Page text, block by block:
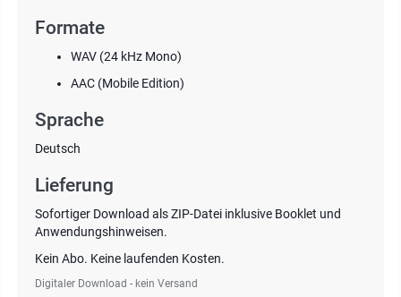
Formate
WAV (24 kHz Mono)
AAC (Mobile Edition)
Sprache
Deutsch
Lieferung
Sofortiger Download als ZIP-Datei inklusive Booklet und
Anwendungshinweisen.
Kein Abo. Keine laufenden Kosten.
Digitaler Download - kein Versand